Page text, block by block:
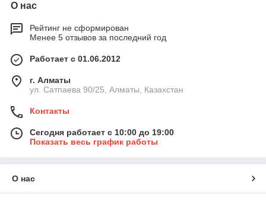
О нас
Рейтинг не сформирован
Менее 5 отзывов за последний год
Работает с 01.06.2012
г. Алматы
ул. Сатпаева 90/25, Алматы, Казахстан
Контакты
Сегодня работает с 10:00 до 19:00
Показать весь график работы
О нас